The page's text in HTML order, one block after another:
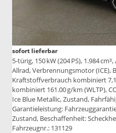
sofort lieferbar
5-türig, 150 kW (204 PS), 1.984
Allrad, Verbrennungsmotor (ICE),
Kraftstoffverbrauch kombiniert 7,1
kombiniert 161.00 g/km (WLTP),
Ice Blue Metallic, Zustand,
Garantieleistung:
Zustand, Beschaffenheit:
Fahrzeugnr.: 131129